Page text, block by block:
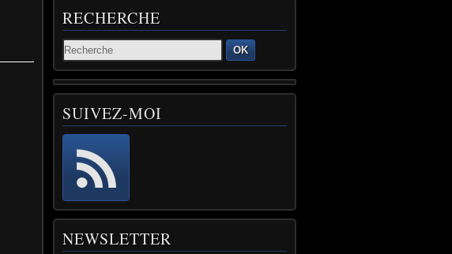
RECHERCHE
OK
SUIVEZ-MOI
NEWSLETTER